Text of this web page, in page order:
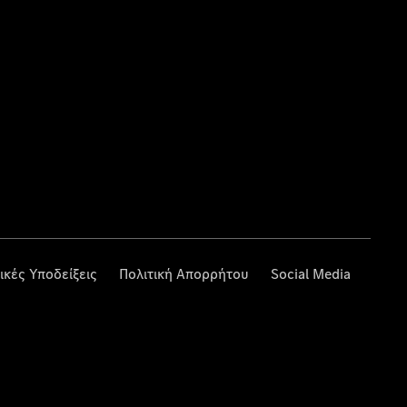
Υποδείξεις Πολιτική Απορρήτου Social Media